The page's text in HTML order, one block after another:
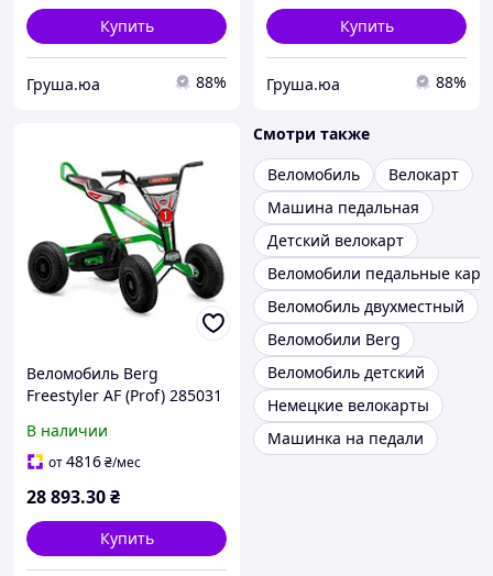
Купить
Груша.юа 88%
Купить
Груша.юа 88%
Веломобиль Berg
Freestyler AF (Prof) 285031
В наличии
от4816₴/мес
28 893.30₴
Купить
Смотри также
Веломобиль
Велокарт
Машина педальная
Детский велокарт
Веломобили педальные
Веломобиль двухместный
Веломобили Berg
Веломобиль детский
Немецкие велокарты
Машинка на педали